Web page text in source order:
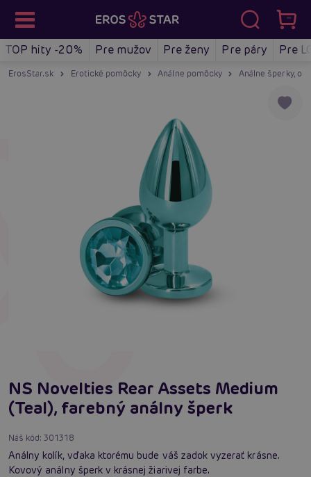
TOP hity -20% Pre mužov Pre ženy Pre páry Pre
ErosStar.sk Erotické pomôcky Análne pomôcky Análne šperky,
NS Novelties Rear Assets Medium
(Teal), farebný análny šperk
Náš kód:301318
Análny kolík, vďaka ktorému bude váš zadok vyzerať krásne.
Kovový análny šperk v krásnej žiarivej farbe.